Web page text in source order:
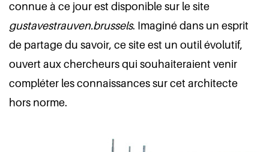
connue à ce jour est disponible sur le site
gustavestrauven.brussels. Imaginé dans un esprit
de partage du savoir, ce site est un outil évolutif,
ouvert aux chercheurs qui souhaiteraient venir
compléter les connaissances sur cet architecte
hors norme.